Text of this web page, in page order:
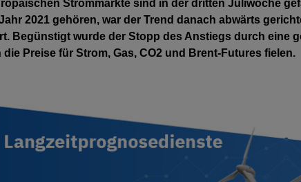
Strommärkte sind in der dritten Juliwoche
2021 gehören, war der Trend danach abwärts
Begünstigt wurde der Stopp des Anstiegs durch eine
Preise für Strom, Gas, CO2 und Brent-Futures fielen.